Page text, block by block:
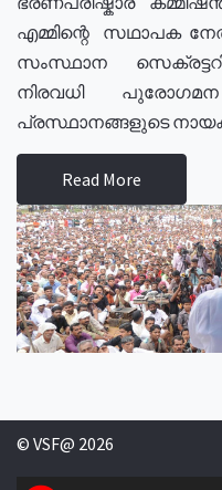
എമ്മിന്റെ സഥാപക
സംസ്ഥാന
നിരവധി
പ്രസ്ഥാനങ്ങളുടെ
Read More
© VSF@ 2026